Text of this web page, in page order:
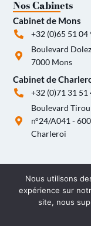
Nos Cabinets
Cabinet de Mons
+32 (0)65 51 04
Boulevard
7000 Mons
Cabinet de
+32 (0)71 31 51
Boulevard Tirou
n°24/A041 -
Charleroi
© Adwize
Nous utilisons
expérience sur
site, nous